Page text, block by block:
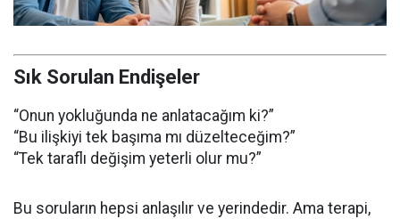
Sık Sorulan Endişeler
“Onun yokluğunda ne anlatacağım ki?”
“Bu ilişkiyi tek başıma mı düzelteceğim?”
“Tek taraflı değişim yeterli olur mu?”
Bu soruların hepsi anlaşılır ve yerindedir. Ama terapi,